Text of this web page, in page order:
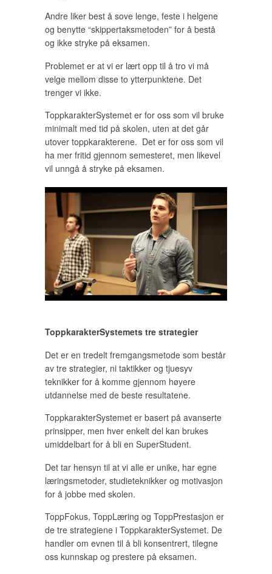
Andre liker best å sove lenge, feste i helgene
og benytte “skippertaksmetoden” for å bestå
og ikke stryke på eksamen.
Problemet er at vi er lært opp til å tro vi må
velge mellom disse to ytterpunktene. Det
trenger vi ikke.
ToppkarakterSystemet er for oss som vil bruke
minimalt med tid på skolen, uten at det går
utover toppkarakterene. Det er for oss som vil
ha mer fritid gjennom semesteret, men likevel
vil unngå å stryke på eksamen.
ToppkarakterSystemets tre strategier
Det er en tredelt fremgangsmetode som består
av tre strategier, ni taktikker og tjuesyv
teknikker for å komme gjennom høyere
utdannelse med de beste resultatene.
ToppkarakterSystemet er basert på avanserte
prinsipper, men hver enkelt del kan brukes
umiddelbart for å bli en SuperStudent.
Det tar hensyn til at vi alle er unike, har egne
læringsmetoder, studieteknikker og motivasjon
for å jobbe med skolen.
ToppFokus, ToppLæring og ToppPrestasjon er
de tre strategiene i ToppkarakterSystemet. De
handler om evnen til å bli konsentrert, tilegne
oss kunnskap og prestere på eksamen.